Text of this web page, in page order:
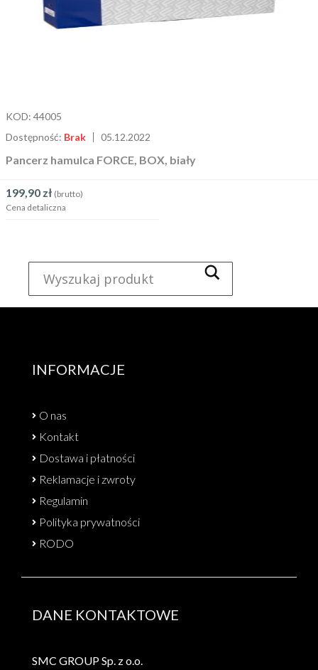
KOD: 44005
Dostępność: Brak 05.12.2022
Pancerz hamulca FORCE, BOX, biały
199,90 zł (brutto)
Cena detaliczna
INFORMACJE
O nas
Kontakt
Dostawa i płatności
Reklamacje i zwroty
Regulamin
Polityka prywatności
RODO
DANE KONTAKTOWE
SMC GROUP Sp. z o.o.